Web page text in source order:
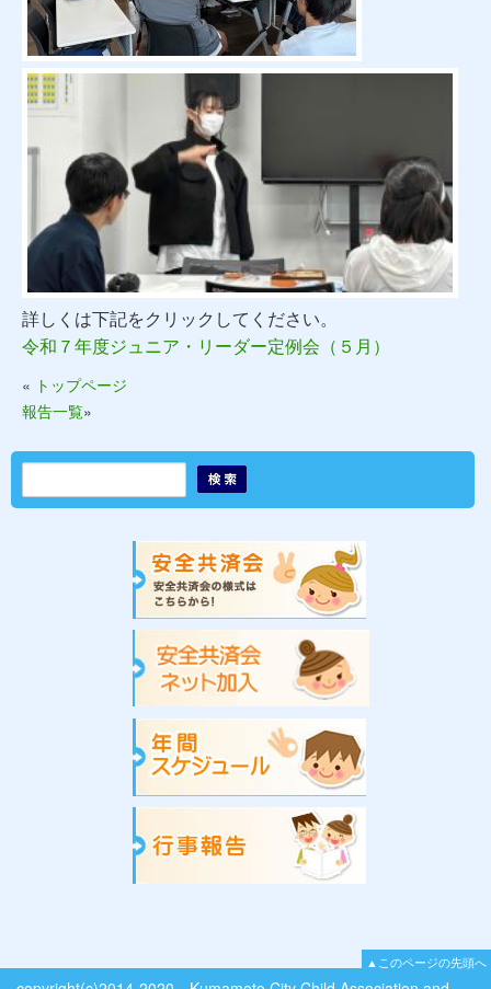
詳しくは下記をクリックしてください。
令和７年度ジュニア・リーダー定例会（５月）
« トップページ
報告一覧»
▲このページの先頭へ